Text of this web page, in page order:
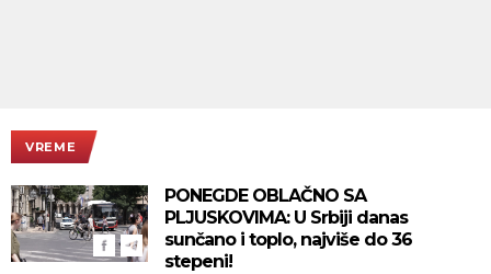
VREME
PONEGDE OBLAČNO SA
PLJUSKOVIMA: U Srbiji danas
sunčano i toplo, najviše do 36
stepeni!